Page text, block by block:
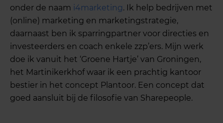
onder de naam i4marketing. Ik help bedrijven met
(online) marketing en marketingstrategie,
daarnaast ben ik sparringpartner voor directies en
investeerders en coach enkele zzp’ers. Mijn werk
doe ik vanuit het ‘Groene Hartje’ van Groningen,
het Martinikerkhof waar ik een prachtig kantoor
bestier in het concept Plantoor. Een concept dat
goed aansluit bij de filosofie van Sharepeople.